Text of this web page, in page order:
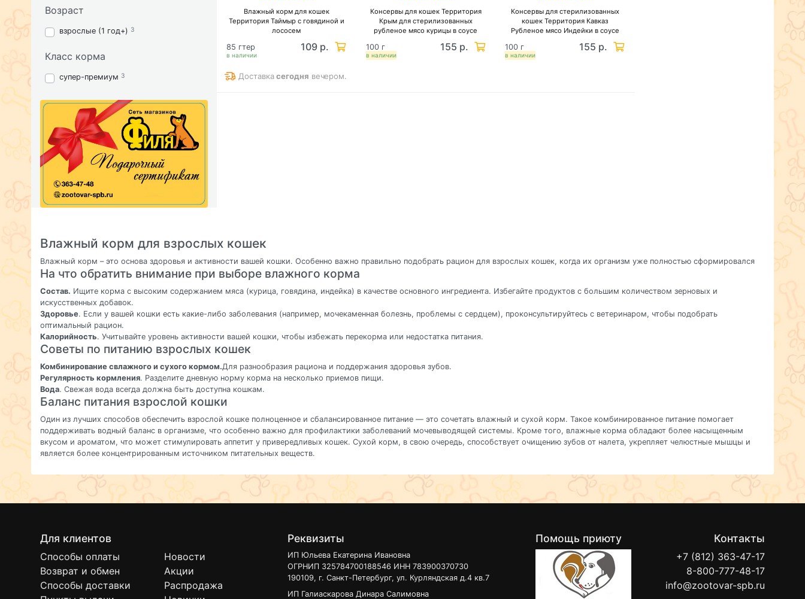
Возраст
взрослые (1 год+) 3
Класс корма
супер-премиум 3
Влажный корм для кошек
Территория Таймыр с говядиной и
лососем
в наличии
85 гтер 109 р.
Доставкасегодня вечером.
Консервы для кошек Территория
Крым для стерилизованных
рубленое мясо курицы в соусе
в наличии
100 г 155 р.
Консервы для стерилизованных
кошек Территория Кавказ
Рубленое мясо Индейки в соусе
в наличии
100 г 155 р.
Влажный корм для взрослых кошек
Влажный корм – это основа здоровья и активности вашей кошки. Особенно важно правильно подобрать рацион для взрослых кошек, когда их организм уже полностью сформировался
На что обратить внимание при выборе влажного корма
Состав. Ищите корма с высоким содержанием мяса (курица, говядина, индейка) в качестве основного ингредиента. Избегайте продуктов с большим количеством зерновых и
искусственных добавок.
Здоровье. Если у вашей кошки есть какие-либо заболевания (например, мочекаменная болезнь, проблемы с сердцем), проконсультируйтесь с ветеринаром, чтобы подобрать
оптимальный рацион.
Калорийность. Учитывайте уровень активности вашей кошки, чтобы избежать перекорма или недостатка питания.
Советы по питанию взрослых кошек
Комбинирование свлажного и сухого кормом.Для разнообразия рациона и поддержания здоровья зубов.
Регулярность кормления. Разделите дневную норму корма на несколько приемов пищи.
Вода. Свежая вода всегда должна быть доступна кошкам.
Баланс питания взрослой кошки
Один из лучших способов обеспечить взрослой кошке полноценное и сбалансированное питание — это сочетать влажный и сухой корм. Такое комбинированное питание помогает
поддерживать водный баланс в организме, что особенно важно для профилактики заболеваний мочевыводящей системы. Кроме того, влажные корма обладают более насыщенным
вкусом и ароматом, что может стимулировать аппетит у привередливых кошек. Сухой корм, в свою очередь, способствует очищению зубов от налета, укрепляет челюстные мышцы и
является более концентрированным источником питательных веществ.
Для клиентов
Способы оплаты
Возврат и обмен
Способы доставки
Новости
Акции
Распродажа
Реквизиты
ИП Юльева Екатерина Ивановна
ОГРНИП 325784700188546 ИНН 783900370730
190109, г. Санкт-Петербург, ул. Курляндская д.4 кв.7
ИП Галиаскарова Динара Салимовна
Помощь приюту Контакты
+7 (812) 363-47-17
8-800-777-48-17
info@zootovar-spb.ru